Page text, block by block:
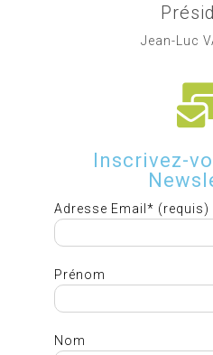
Jean-Luc
Inscrivez-
Adresse Email* (requis)
Prénom
Nom